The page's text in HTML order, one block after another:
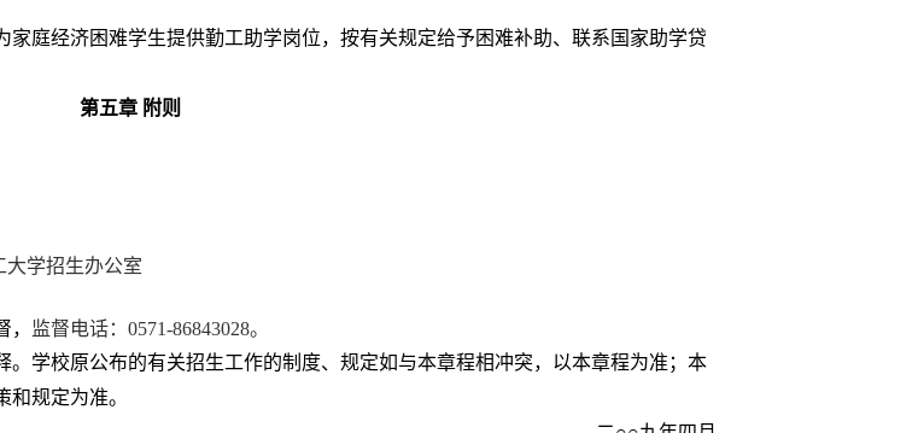
家庭经济困难学生提供勤工助学岗位，按有关规定给予困难补助、联系国家助学贷
第五章 附则
学招生办公室
， 监督电话： 0571-86843028。
。学校原公布的有关招生工作的制度、规定如与本章程相冲突，以本章程为准；本
规定为准。